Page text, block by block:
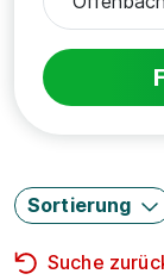
Sortierung
Suche